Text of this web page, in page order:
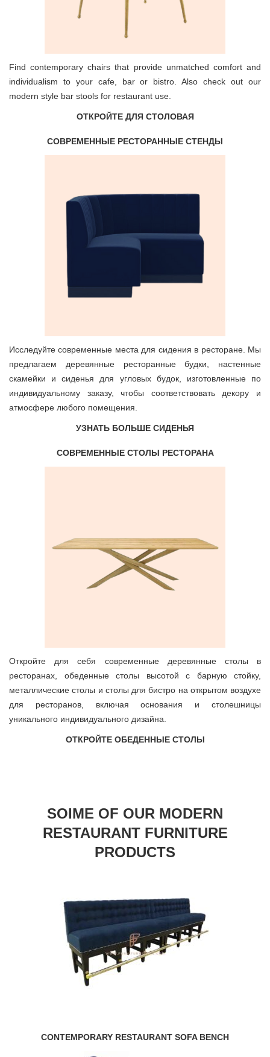
Find contemporary chairs that provide unmatched comfort and
individualism to your cafe, bar or bistro. Also check out our
modern style bar stools for restaurant use.
ОТКРОЙТЕ ДЛЯ СТОЛОВАЯ
СОВРЕМЕННЫЕ РЕСТОРАННЫЕ СТЕНДЫ
Исследуйте современные места для сидения в ресторане. Мы
предлагаем деревянные ресторанные будки, настенные
скамейки и сиденья для угловых будок, изготовленные по
индивидуальному заказу, чтобы соответствовать декору и
атмосфере любого помещения.
УЗНАТЬ БОЛЬШЕ СИДЕНЬЯ
СОВРЕМЕННЫЕ СТОЛЫ РЕСТОРАНА
Откройте для себя современные деревянные столы в
ресторанах, обеденные столы высотой с барную стойку,
металлические столы и столы для бистро на открытом воздухе
для ресторанов, включая основания и столешницы
уникального индивидуального дизайна.
ОТКРОЙТЕ ОБЕДЕННЫЕ СТОЛЫ
SOIME OF OUR MODERN
RESTAURANT FURNITURE
PRODUCTS
CONTEMPORARY RESTAURANT SOFA BENCH